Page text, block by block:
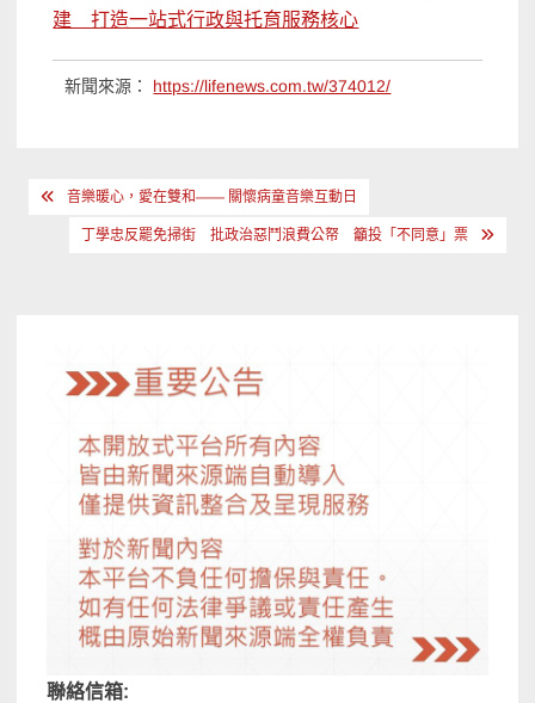
建 打造一站式行政與托育服務核心
新聞來源： https://lifenews.com.tw/374012/
文 音樂暖心，愛在雙和—— 關懷病童音樂互動日
丁學忠反罷免掃街 批政治惡鬥浪費公帑 籲投「不同意」票
聯絡信箱: